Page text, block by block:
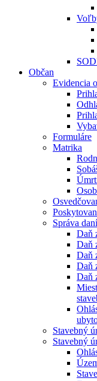
Občan
Evidencia
Formuláre
Matrika
Správa
Daň
Daň
Daň
Daň
Daň
Stavebný
Stavebný